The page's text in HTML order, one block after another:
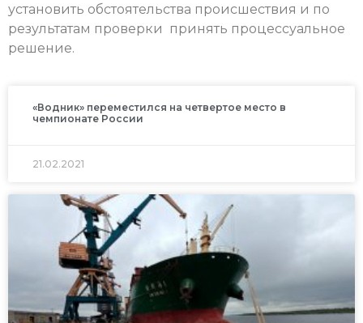
установить обстоятельства происшествия и по
результатам проверки принять процессуальное
решение.
«Водник» переместился на четвертое место в
чемпионате России
21.02.2021